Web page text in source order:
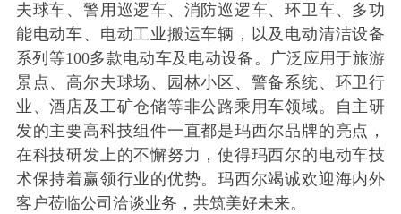
夫球车、警用巡逻车、消防巡逻车、环卫车、多功
能电动车、电动工业搬运车辆，以及电动清洁设备
系列等100多款电动车及电动设备。广泛应用于旅游
景点、高尔夫球场、园林小区、警备系统、环卫行
业、酒店及工矿仓储等非公路乘用车领域。自主研
发的主要高科技组件一直都是玛西尔品牌的亮点，
在科技研发上的不懈努力，使得玛西尔的电动车技
术保持着赢领行业的优势。玛西尔竭诚欢迎海内外
客户莅临公司洽谈业务，共筑美好未来。